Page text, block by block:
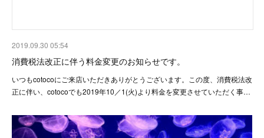
2019.09.30 05:54
消費税法改正に伴う料金変更のお知らせです。
いつもcotocoにご来店いただきありがとうございます。この度、消費税法改
正に伴い、cotocoでも2019年10／1(火)より料金を変更させていただく事…